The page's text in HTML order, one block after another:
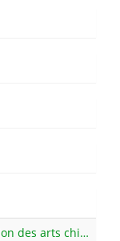
Stand de démonstration des arts chinois